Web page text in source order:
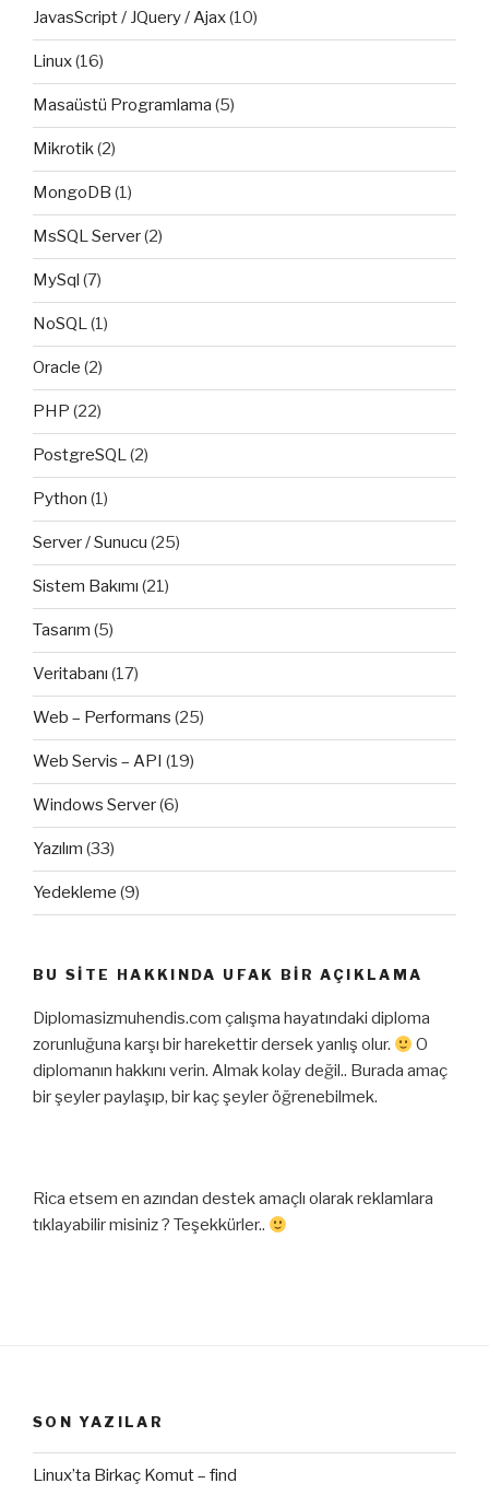
JavasScript / JQuery / Ajax(10)
Linux(16)
Masaüstü Programlama (5)
Mikrotik(2)
MongoDB (1)
MsSQL Server(2)
MySql (7)
NoSQL(1)
Oracle (2)
PHP (22)
PostgreSQL(2)
Python (1)
Server / Sunucu (25)
Sistem Bakımı (21)
Tasarım (5)
Veritabanı (17)
Web – Performans (25)
Web Servis – API (19)
Windows Server(6)
Yazılım (33)
Yedekleme (9)
BU SITE HAKKINDA UFAK BIR AÇIKLAMA
Diplomasizmuhendis.com çalışma hayatındaki diploma
zorunluğuna karşı bir harekettir dersek yanlış olur.
O
diplomanın hakkını verin. Almak kolay değil.. Burada amaç
bir şeyler paylaşıp, bir kaç şeyler öğrenebilmek.
Rica etsem en azından destek amaçlı olarak reklamlara
tıklayabilir misiniz ? Teşekkürler..
SON YAZILAR
Linux’ta Birkaç Komut – find